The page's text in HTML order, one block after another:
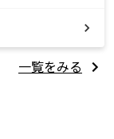
一覧をみる